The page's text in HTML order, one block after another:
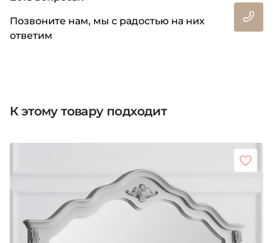
Позвоните нам, мы с радостью на них
ответим
К этому товару подходит